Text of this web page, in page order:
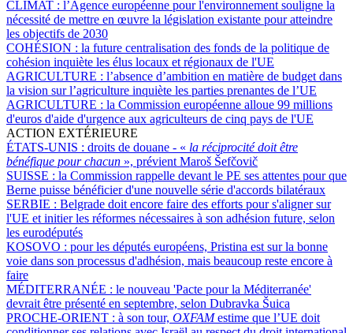
CLIMAT : l’Agence européenne pour l'environnement souligne la
nécessité de mettre en œuvre la législation existante pour atteindre
les objectifs de 2030
COHÉSION : la future centralisation des fonds de la politique de
cohésion inquiète les élus locaux et régionaux de l'UE
AGRICULTURE : l’absence d’ambition en matière de budget dans
la vision sur l’agriculture inquiète les parties prenantes de l’UE
AGRICULTURE : la Commission européenne alloue 99 millions
d'euros d'aide d'urgence aux agriculteurs de cinq pays de l'UE
ACTION EXTÉRIEURE
ÉTATS-UNIS : droits de douane - « la réciprocité doit être
bénéfique pour chacun », prévient Maroš Šefčovič
SUISSE : la Commission rappelle devant le PE ses attentes pour que
Berne puisse bénéficier d'une nouvelle série d'accords bilatéraux
SERBIE : Belgrade doit encore faire des efforts pour s'aligner sur
l'UE et initier les réformes nécessaires à son adhésion future, selon
les eurodéputés
KOSOVO : pour les députés européens, Pristina est sur la bonne
voie dans son processus d'adhésion, mais beaucoup reste encore à
faire
MÉDITERRANÉE : le nouveau 'Pacte pour la Méditerranée'
devrait être présenté en septembre, selon Dubravka Šuica
PROCHE-ORIENT : à son tour, OXFAMestime que l’UE doit